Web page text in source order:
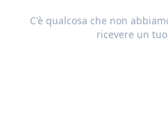
C'è qualcosa che non
ricevere un tuo